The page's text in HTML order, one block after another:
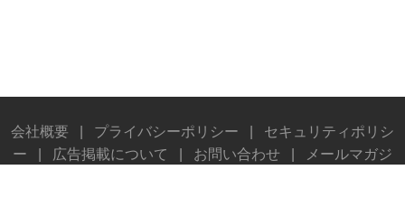
会社概要 プライバシーポリシー
セキュリティポリシ
ー
広告掲載について お問い合わせ
メールマガジ